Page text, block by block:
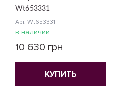
Wt653331
Арт. Wt653331
в наличии
10 630 грн
КУПИТЬ